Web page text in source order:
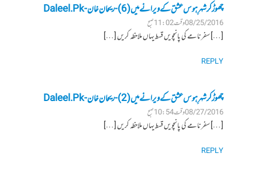
چھوڑ کر شہرِ ہوس عشق کے ویرانے میں (6) - ریحان خان - Daleel.Pk
08/25/2016 وقت 11:02 صبح
[…] سفرنامے کی پانچویں قسط یہاں ملاحظہ کریں […]
REPLY
چھوڑ کر شہرِ ہوس عشق کے ویرانے میں (2) - ریحان خان - Daleel.Pk
08/27/2016 وقت 10:54 صبح
[…] سفرنامے کی پانچویں قسط یہاں ملاحظہ کریں […]
REPLY